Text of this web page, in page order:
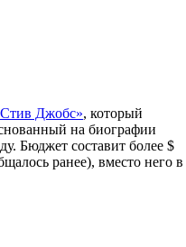
Джобс», который
на биографии
Бюджет составит более $
ранее), вместо него в